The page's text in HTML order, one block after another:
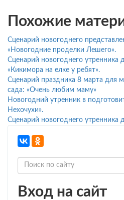
Похожие
Сценарий новогоднего
«Новогодние проделки Лешего».
Сценарий новогоднего утренника
«Кикимора на елке у ребят».
Сценарий праздника 8 марта для
сада: «Очень любим маму»
Новогодний утренник в
Нехочухи».
Сценарий новогоднего утренника
Вход на сайт